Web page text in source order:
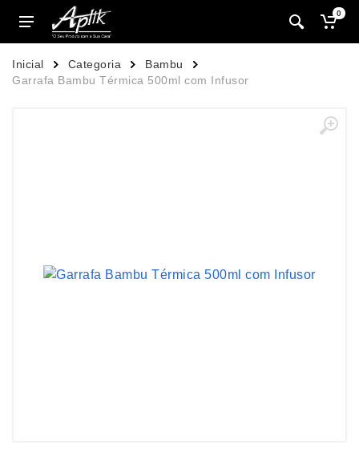
0
Inicial Categoria
Bambu
Garrafa Bambu Térmica 500ml com Infusor